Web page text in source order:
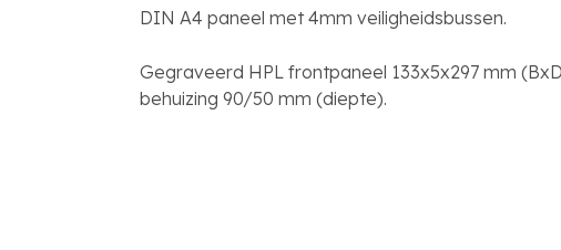
DIN A4 paneel met 4mm veiligheidsbussen.
Gegraveerd HPL frontpaneel 133x5x297 mm
behuizing 90/50 mm (diepte).